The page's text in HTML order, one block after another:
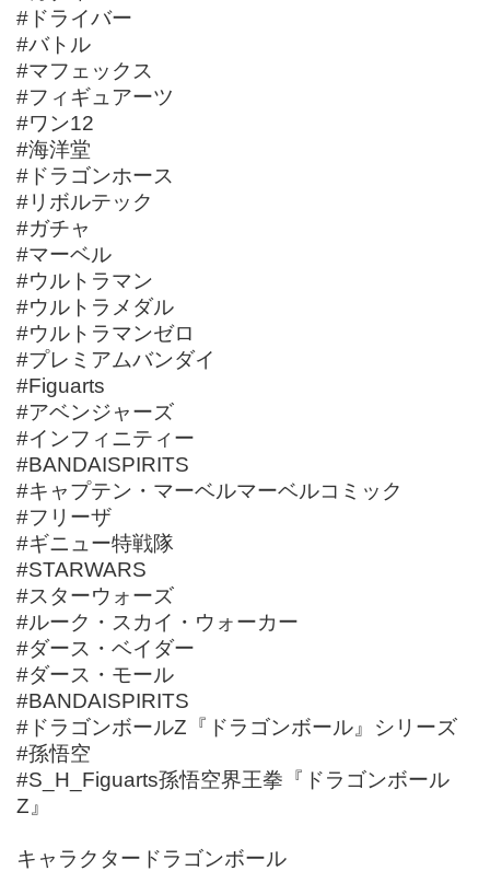
#ドライバー
#バトル
#マフェックス
#フィギュアーツ
#ワン12
#海洋堂
#ドラゴンホース
#リボルテック
#ガチャ
#マーベル
#ウルトラマン
#ウルトラメダル
#ウルトラマンゼロ
#プレミアムバンダイ
#Figuarts
#アベンジャーズ
#インフィニティー
#BANDAISPIRITS
#キャプテン・マーベルマーベルコミック
#フリーザ
#ギニュー特戦隊
#STARWARS
#スターウォーズ
#ルーク・スカイ・ウォーカー
#ダース・ベイダー
#ダース・モール
#BANDAISPIRITS
#ドラゴンボールZ『ドラゴンボール』シリーズ
#孫悟空
#S_H_Figuarts孫悟空界王拳『ドラゴンボール
Z』
キャラクタードラゴンボール